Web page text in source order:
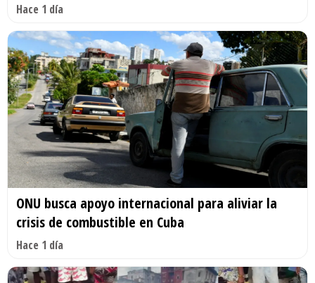
Hace 1 día
ONU busca apoyo internacional para aliviar la
crisis de combustible en Cuba
Hace 1 día